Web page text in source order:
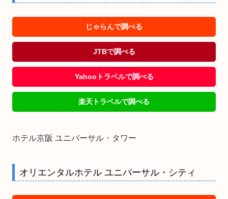
じゃらんで調べる
JTBで調べる
Yahooトラベルで調べる
楽天トラベルで調べる
ホテル京阪 ユニバーサル・タワー
オリエンタルホテル ユニバーサル・シティ